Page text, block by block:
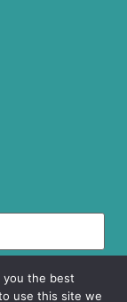
you the best
use this site we